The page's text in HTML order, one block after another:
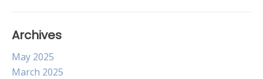
Archives
May 2025
March 2025